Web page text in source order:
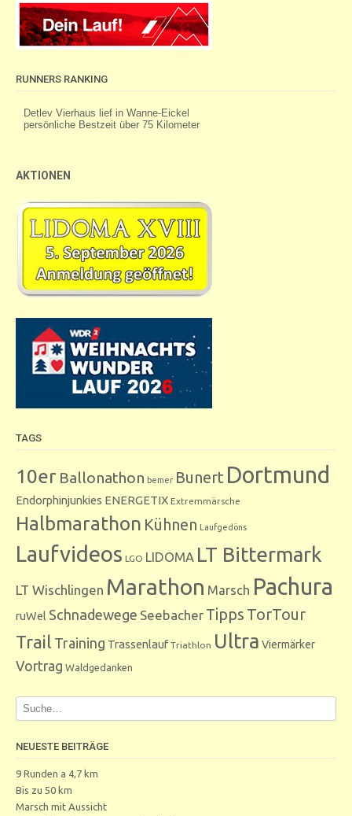
RUNNERS RANKING
AKTIONEN
TAGS
10er Ballonathon bemer Bunert Dortmund
Endorphinjunkies ENERGETIX Extremmärsche
Halbmarathon Kühnen Laufgedöns
Laufvideos LGO LIDOMA LT Bittermark
LT Wischlingen Marathon Marsch Pachura
ruWel Schnadewege Seebacher Tipps TorTour
Trail Training Trassenlauf Triathlon Ultra Viermärker
Vortrag Waldgedanken
NEUESTE BEITRÄGE
9 Runden a 4,7 km
Bis zu 50 km
Marsch mit Aussicht